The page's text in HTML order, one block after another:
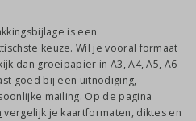
is een
keuze. Wil je vooral formaat
dan groeipapier in A3, A4, A5, A6
goed bij een uitnodiging,
mailing. Op de pagina
vergelijk je kaartformaten, diktes en